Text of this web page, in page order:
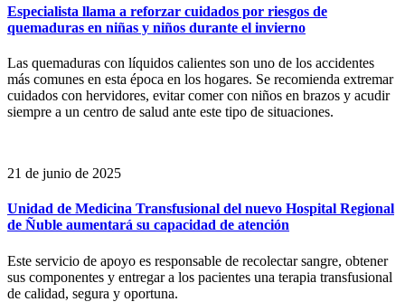
Especialista llama a reforzar cuidados por riesgos de
quemaduras en niñas y niños durante el invierno
Las quemaduras con líquidos calientes son uno de los accidentes
más comunes en esta época en los hogares. Se recomienda extremar
cuidados con hervidores, evitar comer con niños en brazos y acudir
siempre a un centro de salud ante este tipo de situaciones.
21 de junio de 2025
Unidad de Medicina Transfusional del nuevo Hospital Regional
de Ñuble aumentará su capacidad de atención
Este servicio de apoyo es responsable de recolectar sangre, obtener
sus componentes y entregar a los pacientes una terapia transfusional
de calidad, segura y oportuna.